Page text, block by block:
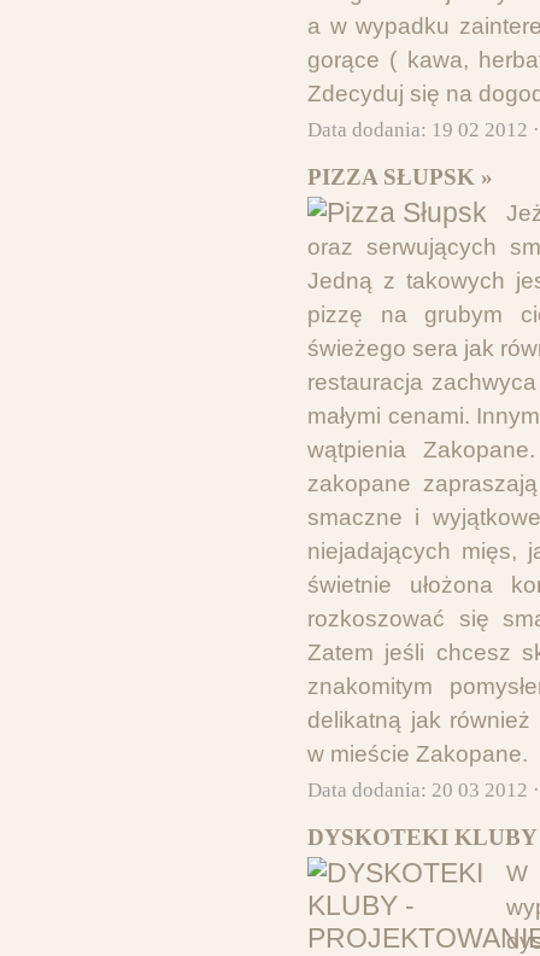
a w wypadku
gorące ( kawa,
Zdecyduj się na
Data dodania: 19 02 2012
PIZZA SŁUPSK »
oraz serwujących
Jedną z takowych
pizzę na grubym
świeżego sera jak
restauracja
małymi cenami.
wątpienia
zakopane
smaczne i
niejadających mięs,
świetnie ułożona
rozkoszować się
Zatem jeśli chcesz
znakomitym
delikatną jak
w mieście Zakopane.
Data dodania: 20 03 2012
DYSKOTEKI KLUBY
W